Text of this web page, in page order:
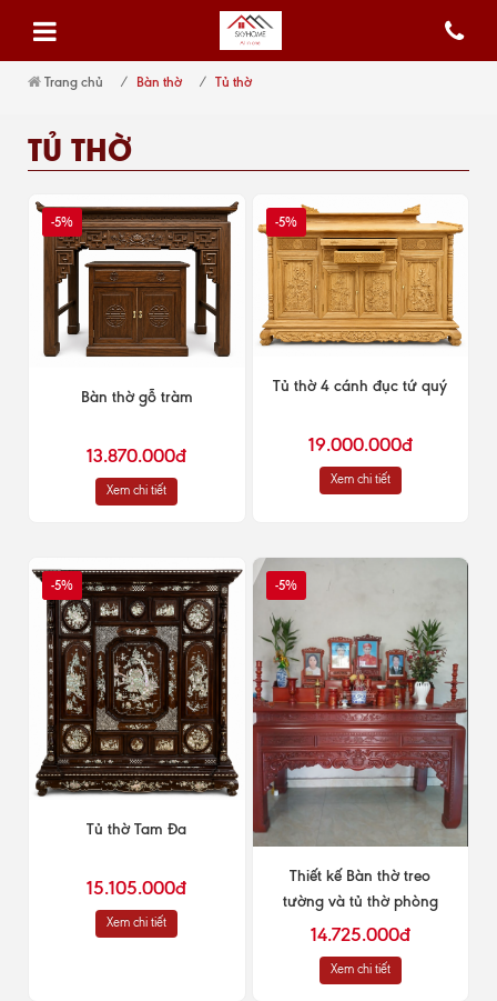
Trang chủ Bàn thờ Tủ thờ
TỦ THỜ
-5%
Bàn thờ gỗ tràm
13.870.000đ
Xem chi tiết
-5%
Tủ thờ 4 cánh đục tứ quý
19.000.000đ
Xem chi tiết
-5%
Tủ thờ Tam Đa
15.105.000đ
Xem chi tiết
-5%
Thiết kế Bàn thờ treo
tường và tủ thờ phòng
khách
14.725.000đ
Xem chi tiết